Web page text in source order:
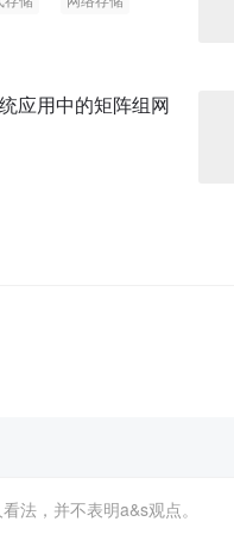
应用中的矩阵组网
法，并不表明a&s观点。